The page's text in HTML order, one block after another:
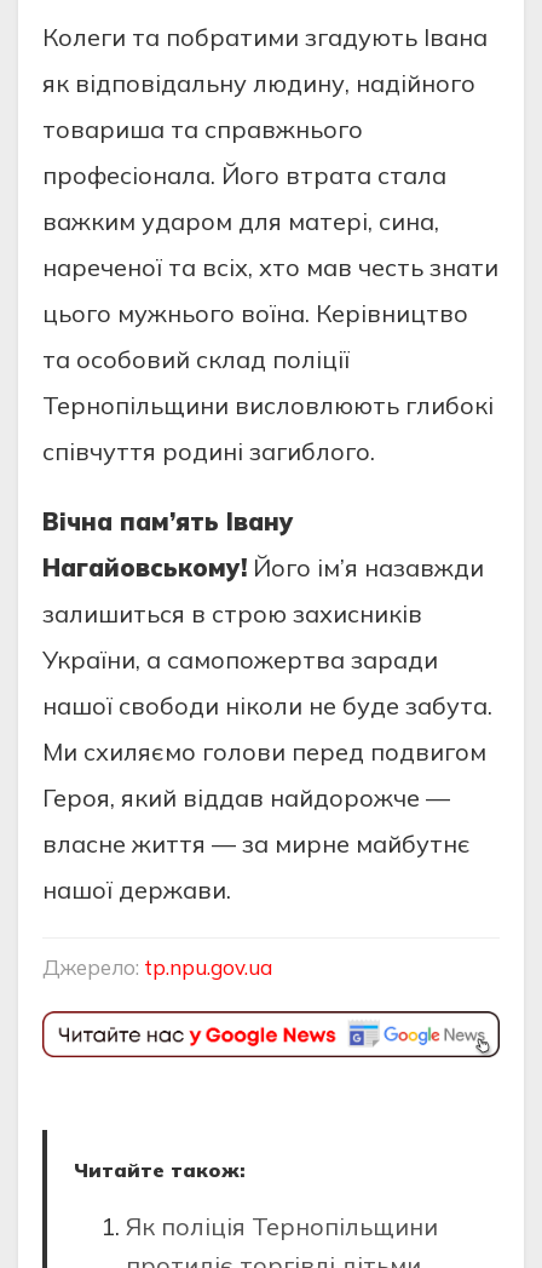
Колеги та побратими згадують Івана
як відповідальну людину, надійного
товариша та справжнього
професіонала. Його втрата стала
важким ударом для матері, сина,
нареченої та всіх, хто мав честь знати
цього мужнього воїна. Керівництво
та особовий склад поліції
Тернопільщини висловлюють глибокі
співчуття родині загиблого.
Вічна пам’ять Івану
Нагайовському! Його ім’я назавжди
залишиться в строю захисників
України, а самопожертва заради
нашої свободи ніколи не буде забута.
Ми схиляємо голови перед подвигом
Героя, який віддав найдорожче —
власне життя — за мирне майбутнє
нашої держави.
Джерело: tp.npu.gov.ua
Читайте також:
Як поліція Тернопільщини